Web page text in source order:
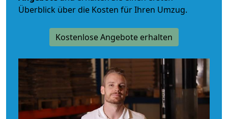
Überblick über die Kosten für Ihren Umzug.
Kostenlose Angebote erhalten